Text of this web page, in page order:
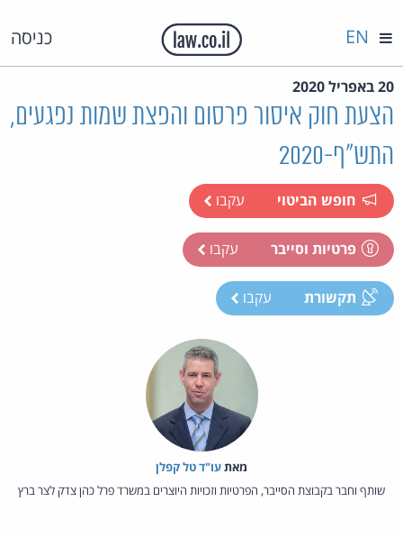
כניסה EN
20 באפריל 2020
הצעת חוק איסור פרסום והפצת שמות נפגעים,
התש"ף-2020
חופש הביטוי עקבו
פרטיות וסייבר עקבו
תקשורת עקבו
מאת‏עו"ד טל קפלן
שותף וחבר בקבוצת הסייבר, הפרטיות וזכויות היוצרים במשרד פרל כהן צדק לצר ברץ